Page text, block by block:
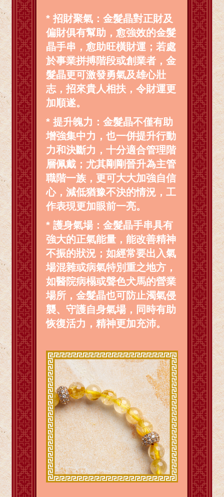
* 招財聚氣：金髮晶對正財及
偏財俱有幫助，愈強效的金髮
晶手串，愈助旺橫財運；若處
於事業拼搏階段或創業者，金
髮晶更可激發勇氣及雄心壯
志，招來貴人相扶，令財運更
加順遂。
* 提升魄力：金髮晶不僅有助
增強集中力，也一併提升行動
力和決斷力，十分適合管理階
層佩戴；尤其剛剛晉升為主管
職階一族，更可大大加強自信
心，減低猶豫不決的情況，工
作表現更加眼前一亮。
* 護身氣場：金髮晶手串具有
強大的正氣能量，能改善精神
不振的狀況；如經常要出入氣
場混雜或病氣特別重之地方，
如醫院病榻或聲色犬馬的營業
場所，金髮晶也可防止濁氣侵
襲、守護自身氣場，同時有助
恢復活力，精神更加充沛。